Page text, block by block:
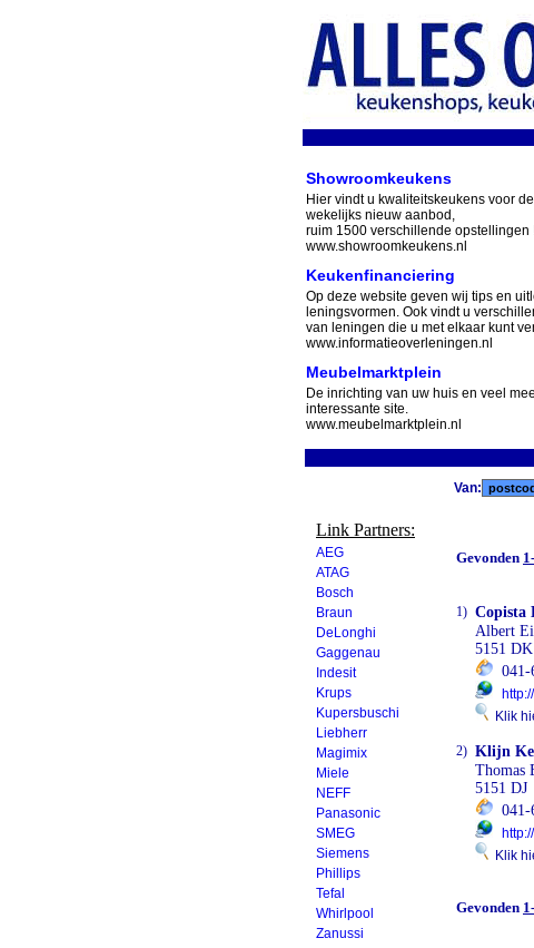
Showroomkeukens
Hier vindt u kwaliteitskeukens voor
wekelijks nieuw aanbod,
ruim 1500 verschillende opstellingen
www.showroomkeukens.nl
Keukenfinanciering
Op deze website geven wij tips en
leningsvormen. Ook vindt u
van leningen die u met elkaar kunt
www.informatieoverleningen.nl
Meubelmarktplein
De inrichting van uw huis en veel
interessante site.
www.meubelmarktplein.nl
Link Partners:
AEG
ATAG
Bosch
Braun
DeLonghi
Gaggenau
Indesit
Krups
Kupersbuschi
Liebherr
Magimix
Miele
NEFF
Panasonic
SMEG
Siemens
Phillips
Tefal
Whirlpool
Zanussi
Van:
Gevonden
1) Copista
Albert
5151
041-
Klik
2) Klijn
Thomas
5151 DJ
041-
Klik
Gevonden